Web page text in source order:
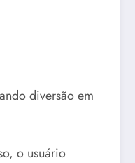
diversão em
o usuário